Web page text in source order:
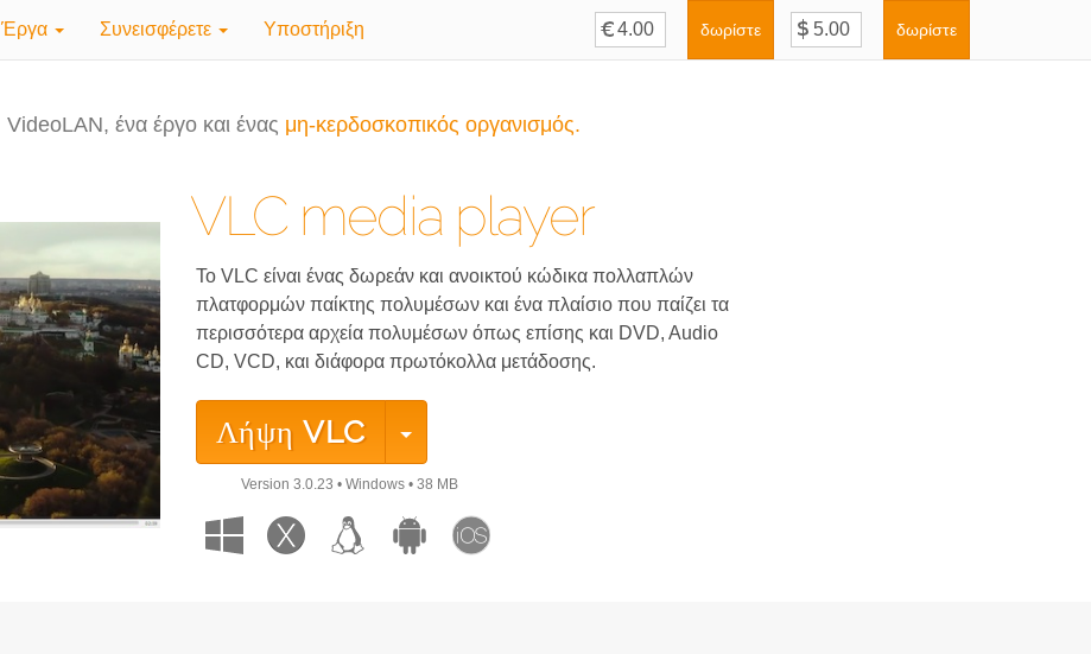
Έργα Συνεισφέρετε Υποστήριξη δωρίστε δωρίστε
VideoLAN, ένα έργο και ένας μη-κερδοσκοπικός οργανισμός.
VLC media player
Το VLC είναι ένας δωρεάν και ανοικτού κώδικα πολλαπλών
πλατφορμών παίκτης πολυμέσων και ένα πλαίσιο που παίζει τα
περισσότερα αρχεία πολυμέσων όπως επίσης και DVD, Audio
CD, VCD, και διάφορα πρωτόκολλα μετάδοσης.
ΛήψηVLC
Version 3.0.23 • Windows• 38 MB